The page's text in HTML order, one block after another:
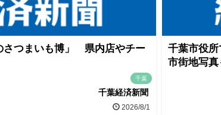
さつまいも博」 県内店やチー
千葉
千葉経済新聞
2026/8/1
千葉市役
市街地写真